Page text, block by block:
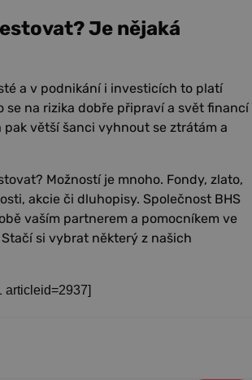
Je nějaká
a v podnikání i investicích to platí
se na rizika dobře připraví a svět financí
pak větší šanci vyhnout se ztrátám a
Možností je mnoho. Fondy, zlato,
akcie či dluhopisy. Společnost BHS
vaším partnerem a pomocníkem ve
si vybrat některý z našich
articleid=2937]